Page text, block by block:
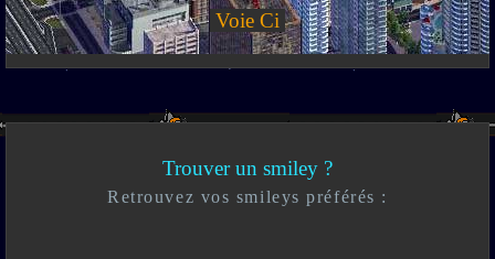
Voie Ci
Trouver un smiley ?
Retrouvez vos smileys préférés :